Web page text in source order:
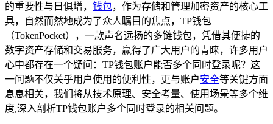
的重要性与日俱增， 钱包，作为存储和管理加密资产的核心工
具，自然而然地成为了众人瞩目的焦点，TP钱包
（TokenPocket），一款声名远扬的多链钱包，凭借其便捷的
数字资产存储和交易服务，赢得了广大用户的青睐，许多用户
心中都存在一个疑问：TP钱包账户能否多个同时登录呢？这
一问题不仅关乎用户使用的便利性，更与账户安全等关键方面
息息相关，我们将从技术原理、安全考量、使用场景等多个维
度,深入剖析TP钱包账户多个同时登录的相关问题。